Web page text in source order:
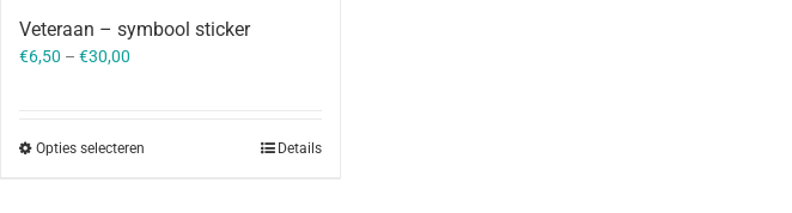
Veteraan – symbool sticker
€6,50 – €30,00
Opties selecteren Details